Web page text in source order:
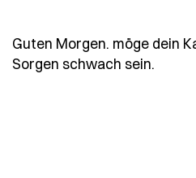
Guten Morgen. möge dein
Sorgen schwach sein.